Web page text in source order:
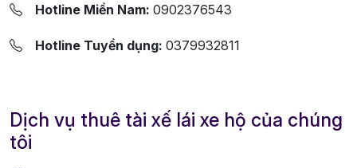
Hotline Miền Nam: 0902376543
Hotline Tuyển dụng: 0379932811
Dịch vụ thuê tài xế lái xe hộ của chúng
tôi